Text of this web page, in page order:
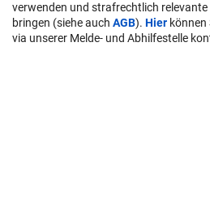
verwenden und strafrechtlich relevante
bringen (siehe auch AGB). Hier können
via unserer Melde- und Abhilfestelle